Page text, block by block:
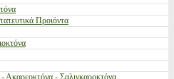
Προιόντα
Ακαρεοκτόνα - Σαλιγκαροκτόνα